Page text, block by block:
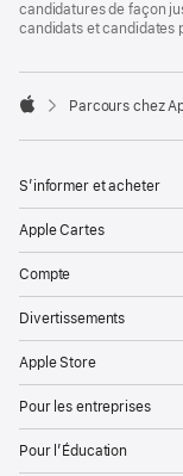
candidatures de façon
candidats et candidates

Parcours chez
S’informer et acheter
Apple Cartes
Compte
Divertissements
Apple Store
Pour les entreprises
Pour l’Éducation